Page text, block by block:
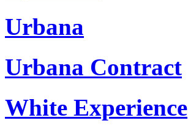
Urbana
Urbana Contract
White Experience